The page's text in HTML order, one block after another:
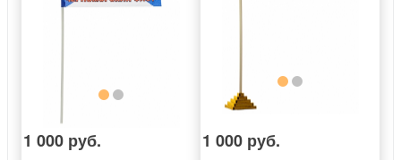
1 000 руб. 1 000 руб.